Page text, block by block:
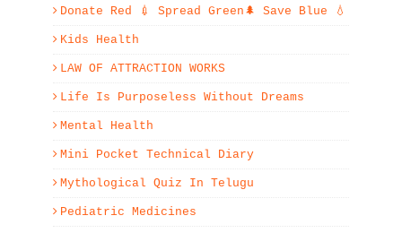
Donate Red 💉 Spread Green🌲 Save Blue 💧
Kids Health
LAW OF ATTRACTION WORKS
Life Is Purposeless Without Dreams
Mental Health
Mini Pocket Technical Diary
Mythological Quiz In Telugu
Pediatric Medicines